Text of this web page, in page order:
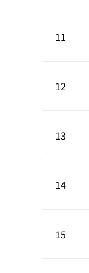
11
12
13
14
15